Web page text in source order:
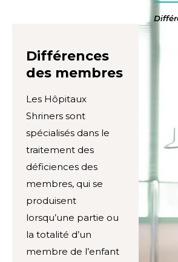
Différences
des membres
Les Hôpitaux
Shriners sont
spécialisés dans le
traitement des
déficiences des
membres, qui se
produisent
lorsqu’une partie ou
la totalité d’un
membre de l’enfant